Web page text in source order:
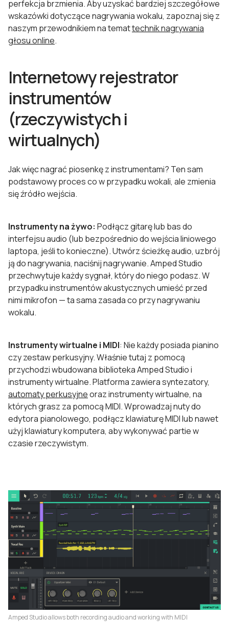
perfekcja brzmienia. Aby uzyskać bardziej szczegółowe
wskazówki dotyczące nagrywania wokalu, zapoznaj się z
naszym przewodnikiem na temattechnik nagrywania
głosu online.
Internetowy rejestrator
instrumentów
(rzeczywistych i
wirtualnych)
Jak więc nagrać piosenkę z instrumentami? Ten sam
podstawowy proces co w przypadku wokali, ale zmienia
się źródło wejścia.
Instrumenty na żywo: Podłącz gitarę lub bas do
interfejsu audio (lub bezpośrednio do wejścia liniowego
laptopa, jeśli to konieczne). Utwórz ścieżkę audio, uzbrój
ją do nagrywania, naciśnij nagrywanie. Amped Studio
przechwytuje każdy sygnał, który do niego podasz. W
przypadku instrumentów akustycznych umieść przed
nimi mikrofon — ta sama zasada co przy nagrywaniu
wokalu.
Instrumenty wirtualne i MIDI: Nie każdy posiada pianino
czy zestaw perkusyjny. Właśnie tutaj z pomocą
przychodzi wbudowana biblioteka Amped Studio i
instrumenty wirtualne. Platforma zawiera syntezatory,
automaty perkusyjneoraz instrumenty wirtualne, na
których grasz za pomocą MIDI. Wprowadzaj nuty do
edytora pianolowego, podłącz klawiaturę MIDI lub nawet
użyj klawiatury komputera, aby wykonywać partie w
czasie rzeczywistym.
Amped Studio allows both recording audio and working with MIDI